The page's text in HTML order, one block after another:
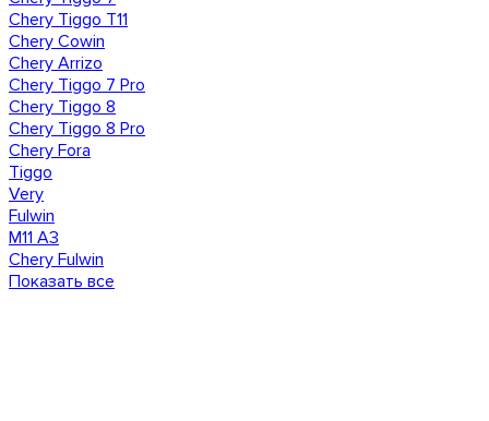
Chery Tiggo T11
Chery Cowin
Chery Arrizo
Chery Tiggo 7 Pro
Chery Tiggo 8
Chery Tiggo 8 Pro
Chery Fora
Tiggo
Very
Fulwin
M11 A3
Сhery Fulwin
Показать все